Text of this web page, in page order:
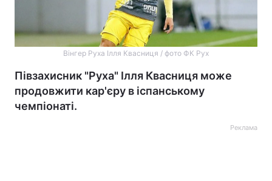
Вінгер Руха Ілля Квасниця / фото ФК Рух
Півзахисник "Руха" Ілля Квасниця може
продовжити кар'єру в іспанському
чемпіонаті.
Реклама